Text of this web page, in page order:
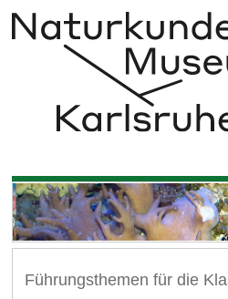
Führungsthemen für die